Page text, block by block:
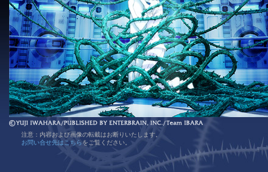
注意：内容および画像の転載はお断りいたします。
お問い合せ先はこちらをご覧ください。